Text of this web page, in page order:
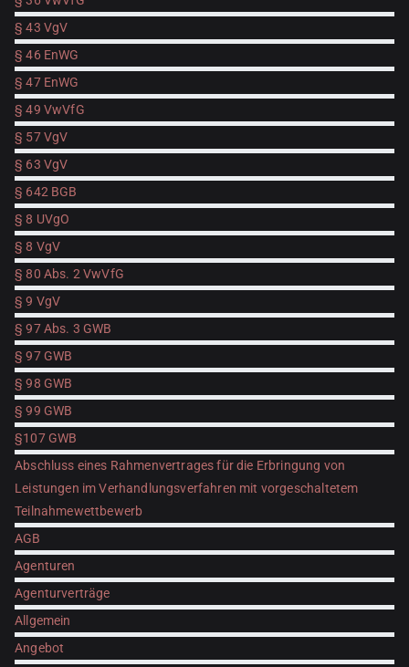
§ 43 VgV
§ 46 EnWG
§ 47 EnWG
§ 49 VwVfG
§ 57 VgV
§ 63 VgV
§ 642 BGB
§ 8 UVgO
§ 8 VgV
§ 80 Abs. 2 VwVfG
§ 9 VgV
§ 97 Abs. 3 GWB
§ 97 GWB
§ 98 GWB
§ 99 GWB
§107 GWB
Abschluss eines Rahmenvertrages für die Erbringung von
Leistungen im Verhandlungsverfahren mit vorgeschaltetem
Teilnahmewettbewerb
AGB
Agenturen
Agenturverträge
Allgemein
Angebot